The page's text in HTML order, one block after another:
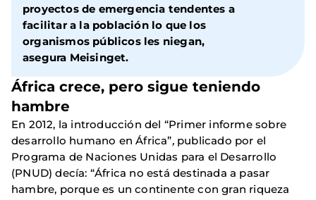
proyectos de emergencia tendentes a
facilitar a la población lo que los
organismos públicos les niegan,
asegura Meisinget.
África crece, pero sigue teniendo
hambre
En 2012, la introducción del “Primer informe sobre
desarrollo humano en África”, publicado por el
Programa de Naciones Unidas para el Desarrollo
(PNUD) decía: “África no está destinada a pasar
hambre, porque es un continente con gran riqueza